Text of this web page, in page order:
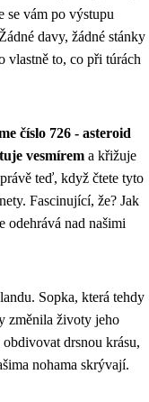
se vám po výstupu
davy, žádné stánky
vlastně to, co při túrách
číslo 726 - asteroid
vesmírem a křižuje
teď, když čtete tyto
Fascinující, že? Jak
odehrává nad našimi
Sopka, která tehdy
změnila životy jeho
drsnou krásu,
nohama skrývají.